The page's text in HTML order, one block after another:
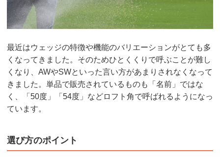
最近はウェッジの特徴や機能のバリエーションがとても多
くなってきました。そのためひとくくりで呼ぶことが難し
くなり、AWやSWといった言い方があまりされなくなって
きました。単品で販売されているものも「名前」ではな
く、「50度」「54度」などロフト角で呼ばれるようになっ
ています。
選び方のポイント